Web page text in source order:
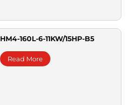
HM4-160L-6-11KW/15HP-B5
Read More